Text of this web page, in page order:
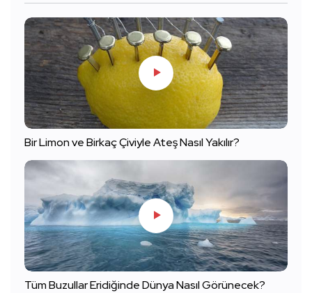
Bir Limon ve Birkaç Çiviyle Ateş Nasıl Yakılır?
Tüm Buzullar Eridiğinde Dünya Nasıl Görünecek?